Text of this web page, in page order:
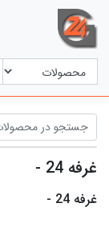
غرفه 24 -
غرفه 24 -